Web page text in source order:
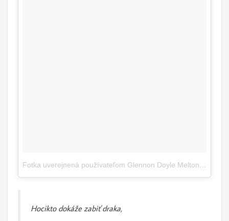
Fotka uverejnená používateľom Glennon Doyle Melton (@momastery)
Hocikto dokáže zabiť draka,